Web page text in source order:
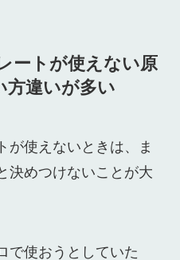
ートが使えない原
方違いが多い
が使えないときは、ま
決めつけないことが大
で使おうとしていた